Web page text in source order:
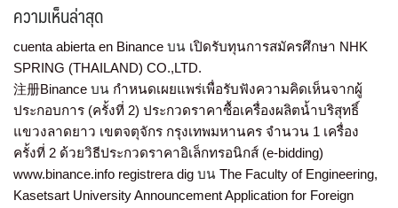
ความเห็นล่าสุด
cuenta abierta en Binance บน เปิดรับทุนการสมัครศึกษา NHK
SPRING (THAILAND) CO.,LTD.
注册Binance บน กำหนดเผยแพร่เพื่อรับฟังความคิดเห็นจากผู้
ประกอบการ (ครั้งที่ 2) ประกวดราคาซื้อเครื่องผลิตน้ำบริสุทธิ์
แขวงลาดยาว เขตจตุจักร กรุงเทพมหานคร จำนวน 1 เครื่อง
ครั้งที่ 2 ด้วยวิธีประกวดราคาอิเล็กทรอนิกส์ (e-bidding)
www.binance.info registrera dig บน The Faculty of Engineering,
Kasetsart University Announcement Application for Foreign